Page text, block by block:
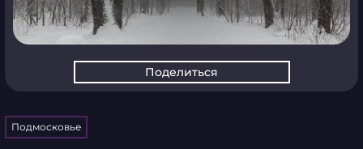
Поделиться
Подмосковье